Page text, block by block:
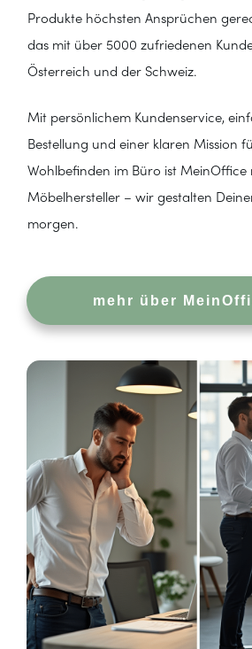
Produkte höchsten Ansprüchen
das mit über 5000 zufriedenen
Österreich und der Schweiz.
Mit persönlichem Kundenservice,
Bestellung und einer klaren Mission
Wohlbefinden im Büro ist MeinOffice
Möbelhersteller – wir gestalten
morgen.
mehr über